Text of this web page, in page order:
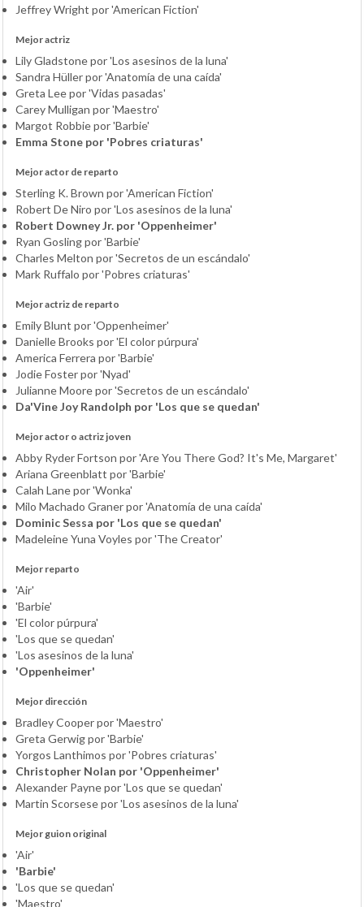
Jeffrey Wright por 'American Fiction'
Mejor actriz
Lily Gladstone por 'Los asesinos de la luna'
Sandra Hüller por 'Anatomía de una caída'
Greta Lee por 'Vidas pasadas'
Carey Mulligan por 'Maestro'
Margot Robbie por 'Barbie'
Emma Stone por 'Pobres criaturas'
Mejor actor de reparto
Sterling K. Brown por 'American Fiction'
Robert De Niro por 'Los asesinos de la luna'
Robert Downey Jr. por 'Oppenheimer'
Ryan Gosling por 'Barbie'
Charles Melton por 'Secretos de un escándalo'
Mark Ruffalo por 'Pobres criaturas'
Mejor actriz de reparto
Emily Blunt por 'Oppenheimer'
Danielle Brooks por 'El color púrpura'
America Ferrera por 'Barbie'
Jodie Foster por 'Nyad'
Julianne Moore por 'Secretos de un escándalo'
Da'Vine Joy Randolph por 'Los que se quedan'
Mejor actor o actriz joven
Abby Ryder Fortson por 'Are You There God? It's Me, Margaret'
Ariana Greenblatt por 'Barbie'
Calah Lane por 'Wonka'
Milo Machado Graner por 'Anatomía de una caída'
Dominic Sessa por 'Los que se quedan'
Madeleine Yuna Voyles por 'The Creator'
Mejor reparto
'Air'
'Barbie'
'El color púrpura'
'Los que se quedan'
'Los asesinos de la luna'
'Oppenheimer'
Mejor dirección
Bradley Cooper por 'Maestro'
Greta Gerwig por 'Barbie'
Yorgos Lanthimos por 'Pobres criaturas'
Christopher Nolan por 'Oppenheimer'
Alexander Payne por 'Los que se quedan'
Martin Scorsese por 'Los asesinos de la luna'
Mejor guion original
'Air'
'Barbie'
'Los que se quedan'
'Maestro'